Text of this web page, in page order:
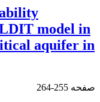
model in
aquifer in
صفحه 255-264